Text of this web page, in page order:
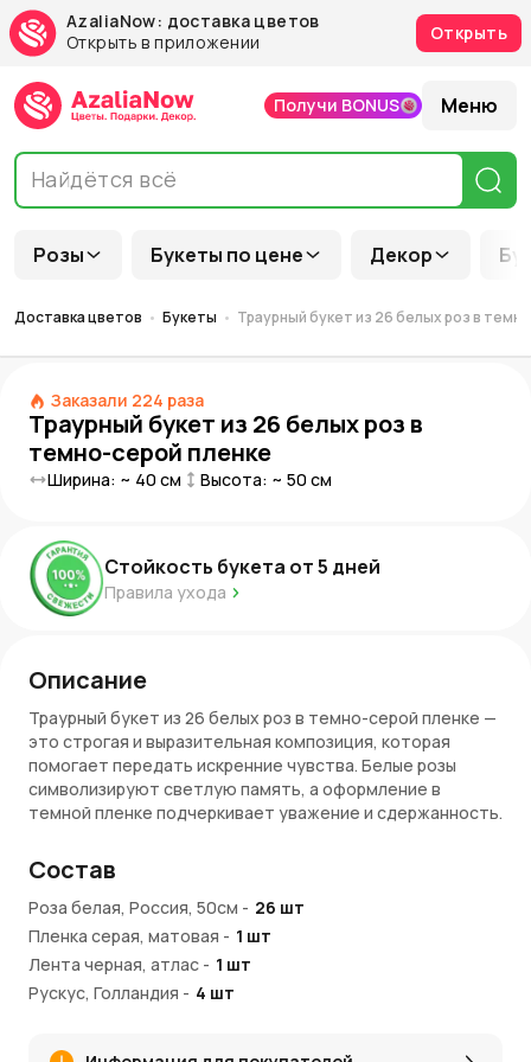
AzaliaNow: доставка цветов
Открыть в приложении
Открыть
Розы Букеты по цене Декор
Получи BONUS Меню
Доставка цветов Букеты Траурный букет из 26 белых роз в
Заказали 224 раза
Траурный букет из 26 белых роз в
темно-серой пленке
Ширина: ~ 40 см Высота: ~ 50 см
Стойкость букета от5 дней
Правила ухода
Описание
Траурный букет из 26 белых роз в темно-серой пленке —
это строгая и выразительная композиция, которая
помогает передать искренние чувства. Белые розы
символизируют светлую память, а оформление в
темной пленке подчеркивает уважение и сдержанность.
близкого человека с достоинством.
Этот букет помогает выразить скорбь и уважение в
трудные минуты.
Особенности букета
Белые розы отличаются аккуратной формой и нежным
26 цветов создают сбалансированный и лаконичный
Состав
Роза белая, Россия, 50см - 26 шт
Пленка серая, матовая - 1 шт
Лента черная, атлас - 1 шт
Рускус, Голландия - 4 шт